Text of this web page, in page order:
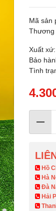
Mã sản
Thương
Xuất
Bảo
Tình
Hồ
Hà
Đà
Hải